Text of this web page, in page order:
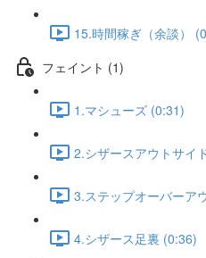
15.時間稼ぎ（余談）
フェイント (1)
1.マシューズ (0:31)
2.シザースアウトサイ
3.ステップオーバーア
4.シザース足裏 (0:36)